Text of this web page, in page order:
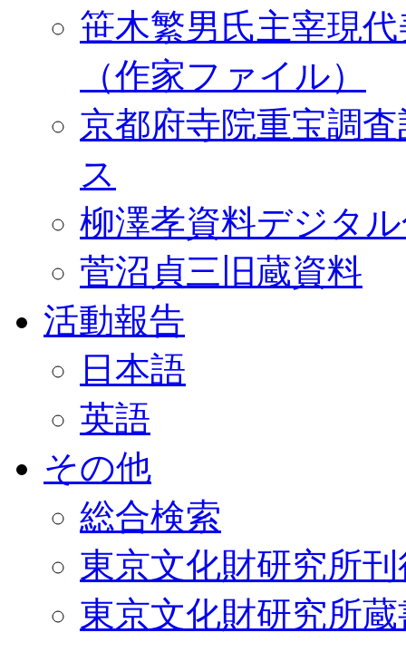
笹木繁男氏主宰現
（作家ファイル）
京都府寺院重宝調
ス
柳澤孝資料デジタ
菅沼貞三旧蔵資料
活動報告
日本語
英語
その他
総合検索
東京文化財研究所
東京文化財研究所